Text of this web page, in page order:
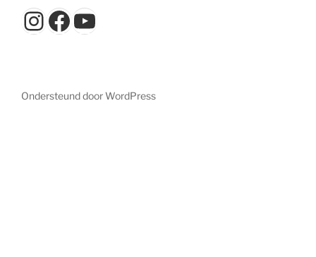
Instagram
Facebook
YouTube
Ondersteund door WordPress